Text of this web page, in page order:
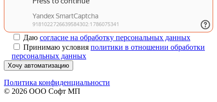
Даю согласие на обработку персональных данных
Принимаю условия политики в отношении обработки
персональных данных
Хочу автоматизацию
Политика конфиденциальности
© 2026 ООО Софт МП